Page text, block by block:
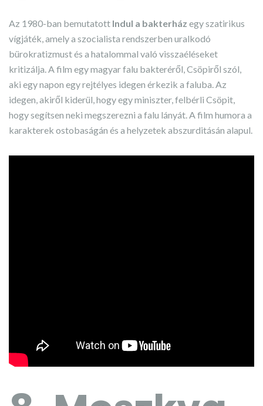
Az 1980-ban bemutatott Indul a bakterház egy szatirikus
vígjáték, amely a szocialista rendszerben uralkodó
bürokratizmust és a hatalommal való visszaéléseket
kritizálja. A film egy magyar falu bakteréről, Csöpiről szól,
aki egy napon egy rejtélyes idegen érkezik a faluba. Az
idegen, akiről kiderül, hogy egy miniszter, felbérli Csöpit,
hogy segítsen neki megszerezni a falu lányát. A film humora a
karakterek ostobaságán és a helyzetek abszurditásán alapul.